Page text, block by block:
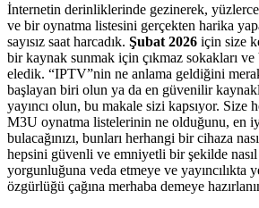
İnternetin derinliklerinde gezinerek, yüzlerce
ve bir oynatma listesini gerçekten harika
sayısız saat harcadık. Şubat 2026 için size
bir kaynak sunmak için çıkmaz sokakları ve
eledik. “IPTV”nin ne anlama geldiğini
başlayan biri olun ya da en güvenilir
yayıncı olun, bu makale sizi kapsıyor. Size
M3U oynatma listelerinin ne olduğunu, en
bulacağınızı, bunları herhangi bir cihaza
hepsini güvenli ve emniyetli bir şekilde nasıl
yorgunluğuna veda etmeye ve yayıncılıkta
özgürlüğü çağına merhaba demeye